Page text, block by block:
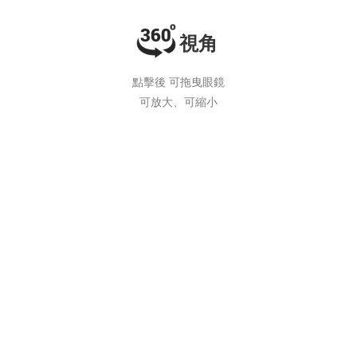
視角
點擊後 可拖曳眼鏡
可放大、可縮小